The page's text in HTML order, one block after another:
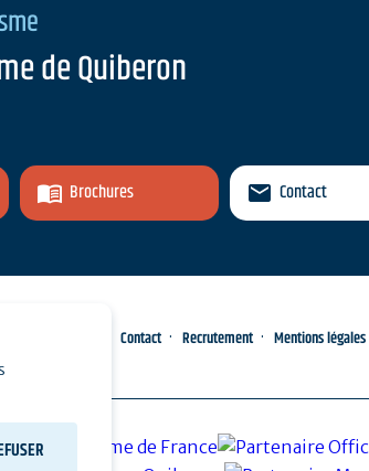
de Quiberon
Brochures Contact
Contact Recrutement Mentions légales